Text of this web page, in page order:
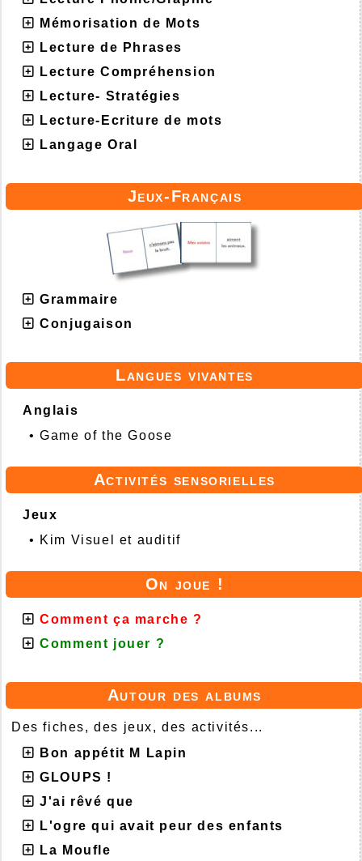
Mémorisation de Mots
Lecture de Phrases
Lecture Compréhension
Lecture- Stratégies
Lecture-Ecriture de mots
Langage Oral
Jeux-Français
Grammaire
Conjugaison
Langues vivantes
Anglais
•Game of the Goose
Activités sensorielles
Jeux
• Kim Visuel et auditif
On joue !
Comment ça marche ?
Comment jouer ?
Autour des albums
Des fiches, des jeux, des activités...
Bon appétit M Lapin
GLOUPS !
J'ai rêvé que
L'ogre qui avait peur des enfants
La Moufle